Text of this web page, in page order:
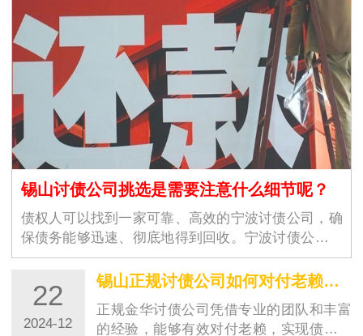
锡山讨债公司挑选是需要注意什么细节呢？
债权人可以找到一家可靠、高效的宁波讨债公司，确
保债务能够迅速、彻底地得到回收。宁波讨债公司的
选择不仅仅是为了解决眼前的经济问题，更是为了维
护商业环境的稳定与良好运作。随着商业交易的增加
和…
22
2024-12
锡山正规讨债公司如何对付老赖？都有哪些高招？
正规金华讨债公司凭借专业的团队和丰富
的经验，能够有效对付老赖，实现债务追